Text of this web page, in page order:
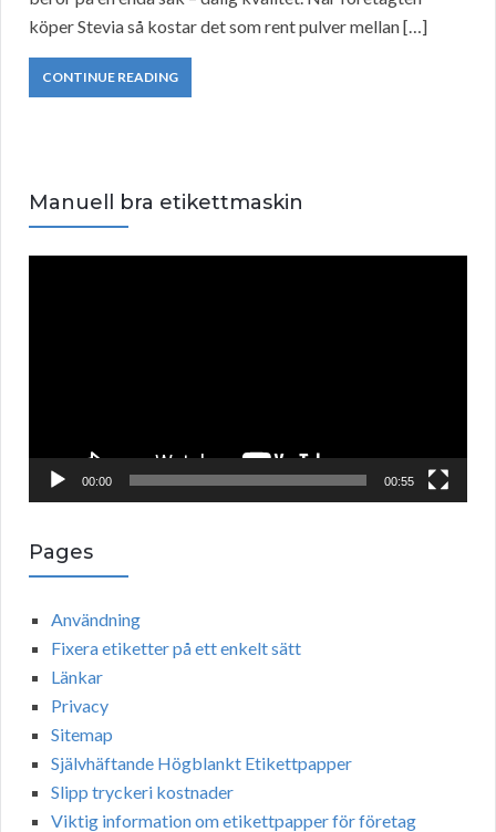
köper Stevia så kostar det som rent pulver mellan […]
CONTINUE READING
Manuell bra etikettmaskin
y
r
00:00 00:55
Pages
Användning
Fixera etiketter på ett enkelt sätt
Länkar
Privacy
Sitemap
Självhäftande Högblankt Etikettpapper
Slipp tryckeri kostnader
Viktig information om etikettpapper för företag